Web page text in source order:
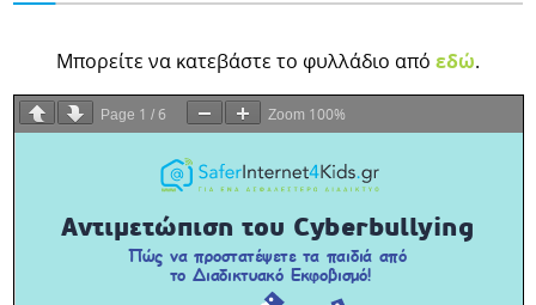
Μπορείτε να κατεβάστε το φυλλάδιο από εδώ.
Page 1 /6 Zoom 100%